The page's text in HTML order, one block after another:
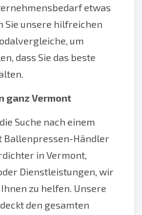
etwas
Sie unsere hilfreichen
um
dass Sie das beste
ganz Vermont
Suche nach einem
Ballenpressen-Händler
in Vermont,
Dienstleistungen, wir
zu helfen. Unsere
den gesamten